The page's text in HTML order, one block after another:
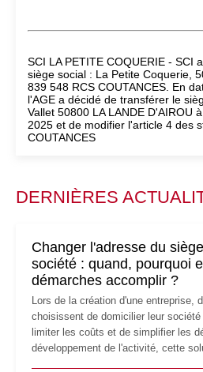
SCI LA PETITE COQUERIE - SCI
siège social : La Petite Coquerie,
839 548 RCS COUTANCES. En
l'AGE a décidé de transférer le
Vallet 50800 LA LANDE D'AIROU
2025 et de modifier l'article 4 des
COUTANCES
DERNIÈRES
Changer l'adresse du
société : quand, pourquoi
démarches accomplir ?
Lors de la création d'une entreprise,
choisissent de domicilier leur
limiter les coûts et de simplifier les
développement de l'activité, cette